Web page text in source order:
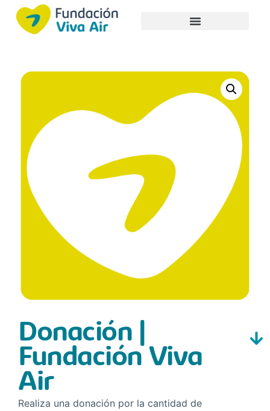
Donación |
Fundación Viva
Air
Realiza una donación por la cantidad de